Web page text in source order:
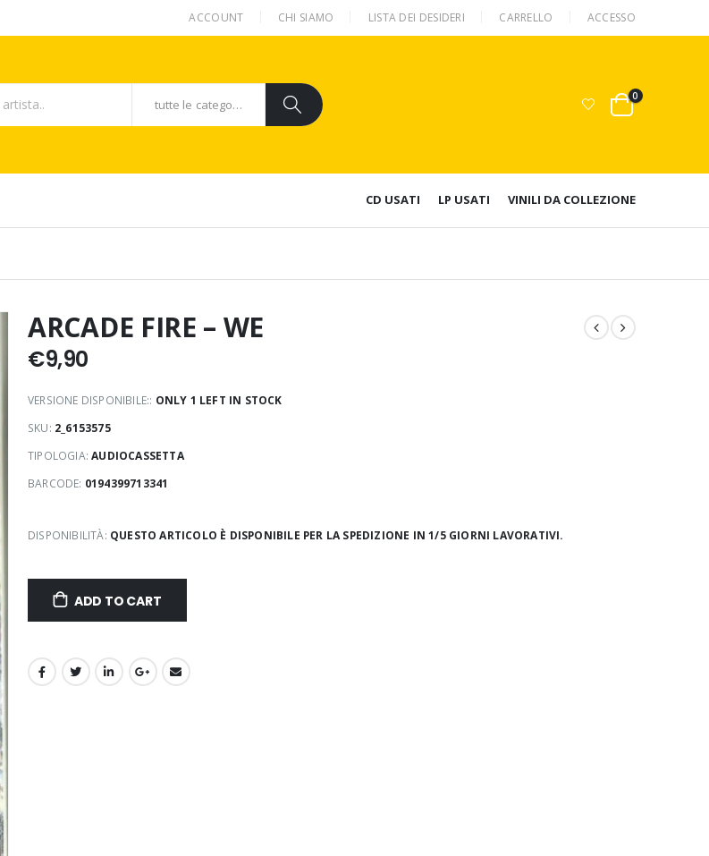
ACCOUNT CHI SIAMO LISTA DEI DESIDERI CARRELLO ACCESSO
tutte le categorie
0
CD USATI LP USATI VINILI DA COLLEZIONE
ARCADE FIRE – WE
€9,90
VERSIONE DISPONIBILE:: ONLY 1 LEFT IN STOCK
SKU: 2_6153575
TIPOLOGIA:AUDIOCASSETTA
BARCODE: 0194399713341
DISPONIBILITÀ: QUESTO ARTICOLO È DISPONIBILE PER LA SPEDIZIONE IN 1/5 GIORNI LAVORATIVI.
ADD TO CART